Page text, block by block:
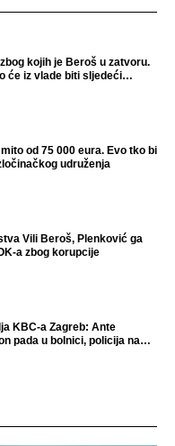
kojih je Beroš u zatvoru.
će iz vlade biti sljedeći
od 75 000 eura. Evo tko bi
udruženja
Vili Beroš, Plenković ga
a zbog korupcije
KBC-a Zagreb: Ante
pada u bolnici, policija na